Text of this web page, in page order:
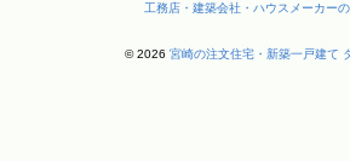
工務店・建築会社・ハウスメーカー
© 2026 宮崎の注文住宅・新築一戸建て